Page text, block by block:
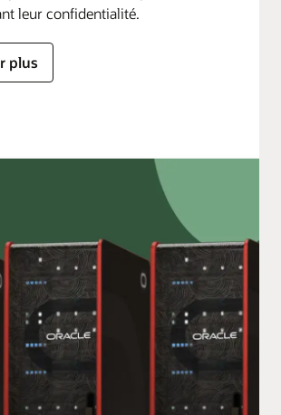
leur confidentialité.
plus